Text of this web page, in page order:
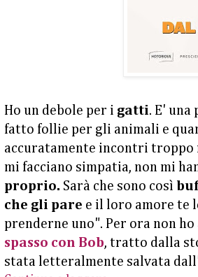
Ho un debole per i gatti. E' una
fatto follie per gli animali e
accuratamente incontri troppo
mi facciano simpatia, non mi
proprio. Sarà che sono così
che gli pare e il loro amore te
prenderne uno". Per ora non
spasso con Bob, tratto dalla
stata letteralmente salvata